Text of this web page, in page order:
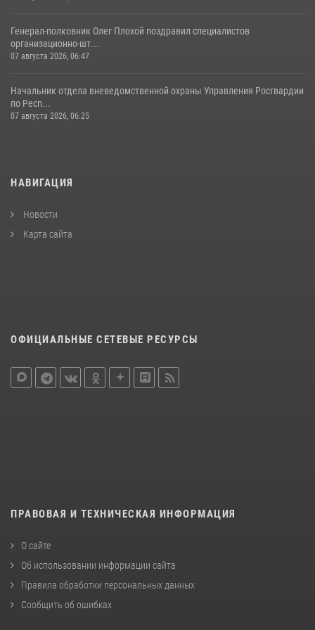
Генерал-полковник Олег Плохой поздравил специалистов
организационно-шт...
07 августа 2026, 06:47
Начальник отдела вневедомственной охраны Управления Росгвардии
по Респ...
07 августа 2026, 06:25
НАВИГАЦИЯ
Новости
Карта сайта
ОФИЦИАЛЬНЫЕ СЕТЕВЫЕ РЕСУРСЫ
ПРАВОВАЯ И ТЕХНИЧЕСКАЯ ИНФОРМАЦИЯ
О сайте
Об использовании информации сайта
Правила обработки персональных данных
Сообщить об ошибках